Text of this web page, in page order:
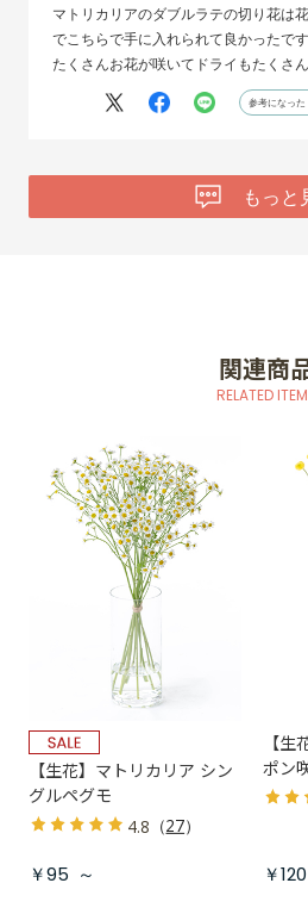
マトリカリアのダブルラテの切り花は
でこちらで手に入れられて良かったです
たくさんお花が咲いてドライもたくさん
参考になった
もっと
関連商
RELATED
【生花】マトリカリア シン
グルペグモ
4.8 （27）
￥95 ～
【
ポン
￥120